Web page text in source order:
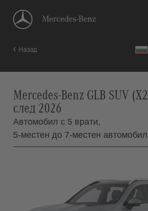
Назад
Mercedes-Benz GLB SUV
след 2026
Автомобил с 5 врати,
5-местен до 7-местен автомобил